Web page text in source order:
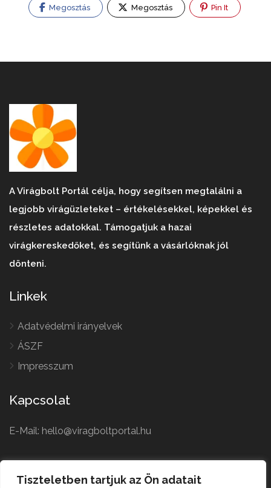
Tiszteletben tartjuk az Ön adatait
Megosztás Megosztás Pin It
A Virágbolt Portál célja, hogy segítsen megtalálni a
legjobb virágüzleteket – értékelésekkel, képekkel és
részletes adatokkal. Támogatjuk a hazai
virágkereskedőket, és segítünk a vásárlóknak jól
dönteni.
Linkek
Adatvédelmi irányelvek
ÁSZF
Impresszum
Kapcsolat
E-Mail: hello@viragboltportal.hu
Czech